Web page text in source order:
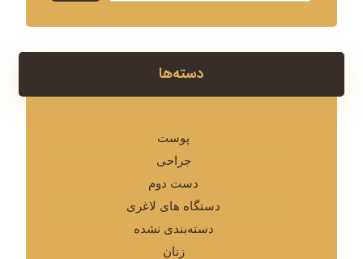
دسته‌ها
پوست
جراحی
دست دوم
دستگاه های لاغری
دسته‌بندی نشده
زنان